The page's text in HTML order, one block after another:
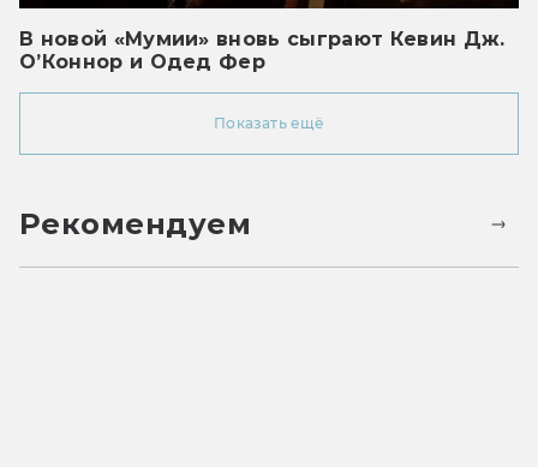
В новой «Мумии» вновь сыграют Кевин Дж.
О’Коннор и Одед Фер
Показать ещё
Рекомендуем